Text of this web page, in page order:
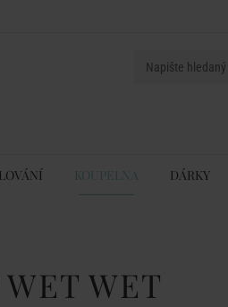
KOUPELNA DÁRKY
WET